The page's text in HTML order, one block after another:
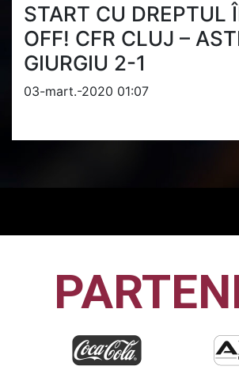
START CU DREPTUL
OFF! CFR CLUJ –
GIURGIU 2-1
03-mart.-2020 01:07